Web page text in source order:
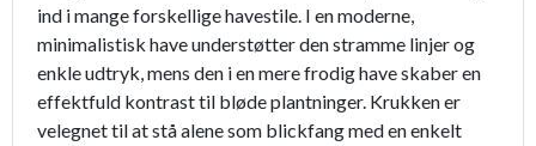
ind i mange forskellige havestile. I en moderne,
minimalistisk have understøtter den stramme linjer og
enkle udtryk, mens den i en mere frodig have skaber en
effektfuld kontrast til bløde plantninger. Krukken er
velegnet til at stå alene som blickfang med en enkelt